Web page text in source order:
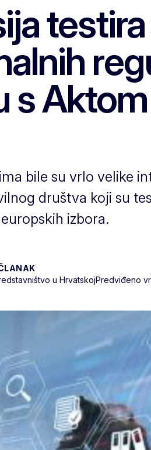
s
bile su vrlo velike
društva koji su
izbora.
u HrvatskojPredviđeno